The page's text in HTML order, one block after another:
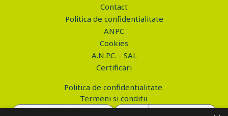
Contact
Politica de confidentialitate
ANPC
Cookies
A.N.P.C. - SAL
Certificari
Politica de confidentialitate
Termeni si conditii